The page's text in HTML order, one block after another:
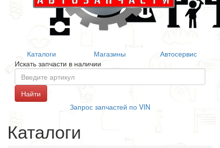
Каталоги Магазины
Автосервис
Искать запчасти в наличии
Запрос запчастей по VIN
Каталоги